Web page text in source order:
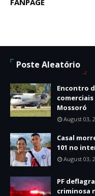
Poste Aleatório
Encontro
Mossoró
August 03,
Casal
101 no
August 03,
PF
criminosa